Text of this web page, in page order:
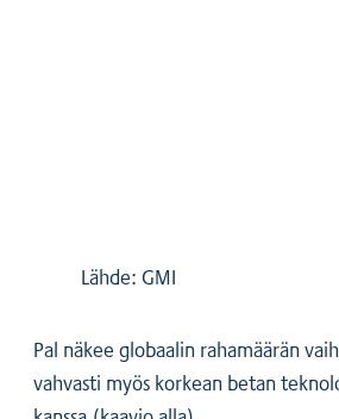
Lähde: GMI
Pal näkee globaalin rahamäärän
vahvasti myös korkean betan